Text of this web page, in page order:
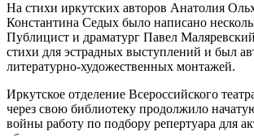
На стихи иркутских авторов Анатолия
Константина Седых было написано
Публицист и драматург Павел
стихи для эстрадных выступлений и был
литературно-художественных монтажей.
Иркутское отделение Всероссийского
через свою библиотеку продолжило
войны работу по подбору репертуара для